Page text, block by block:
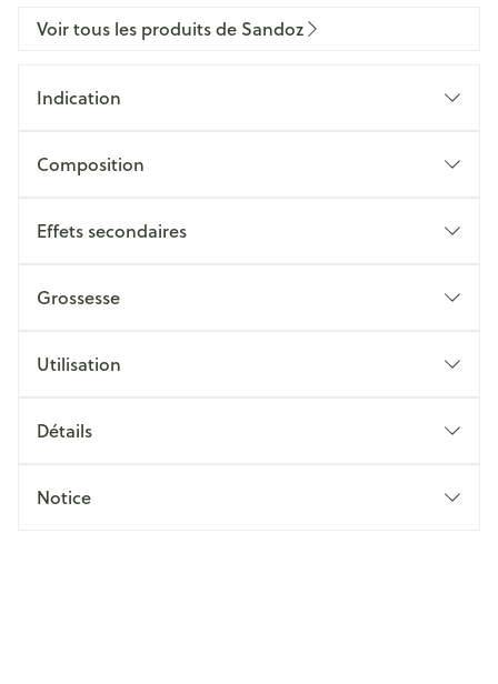
Voir tous les produits de Sandoz
Indication
Composition
Effets secondaires
Grossesse
Utilisation
Détails
Notice